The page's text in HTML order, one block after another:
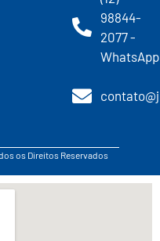
98844-
2077 -
WhatsApp
os Direitos Reservados